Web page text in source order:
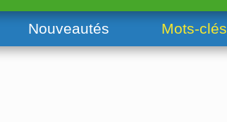
Nouveautés Mots-clés